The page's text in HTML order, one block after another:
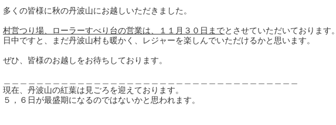
多くの皆様に秋の丹波山にお越しいただきました。
村営つり場、ローラーすべり台の営業は、１１月３０日までとさせていただいております。
日中ですと、まだ丹波山村も暖かく、レジャーを楽しんでいただけるかと思います。
ぜひ、皆様のお越しをお待ちしております。
現在、丹波山の紅葉は見ごろを迎えております。
５，６日が最盛期になるのではないかと思われます。